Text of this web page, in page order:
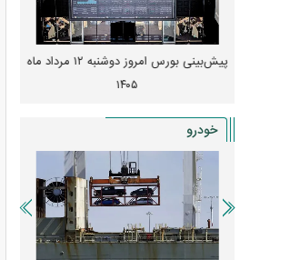
پیش‌بینی بورس امروز دوشنبه ۱۲ مرداد ماه
۱۴۰۵
خودرو